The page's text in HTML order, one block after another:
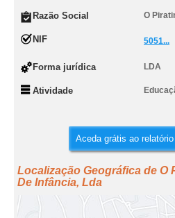
Razão Social O
NIF 5051...
Forma jurídica LDA
Atividade
Aceda grátis ao
Localização Geográfica de O
De Infância, Lda